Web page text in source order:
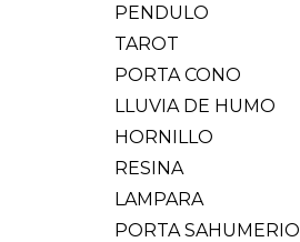
PENDULO
TAROT
PORTA CONO
LLUVIA DE HUMO
HORNILLO
RESINA
LAMPARA
PORTA SAHUMERIO